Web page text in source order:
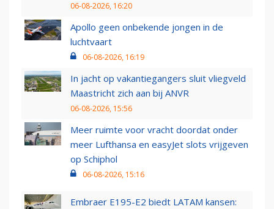
06-08-2026, 16:20
Apollo geen onbekende jongen in de
luchtvaart
06-08-2026, 16:19
In jacht op vakantiegangers sluit vliegveld
Maastricht zich aan bij ANVR
06-08-2026, 15:56
Meer ruimte voor vracht doordat onder
meer Lufthansa en easyJet slots vrijgeven
op Schiphol
06-08-2026, 15:16
Embraer E195-E2 biedt LATAM kansen: